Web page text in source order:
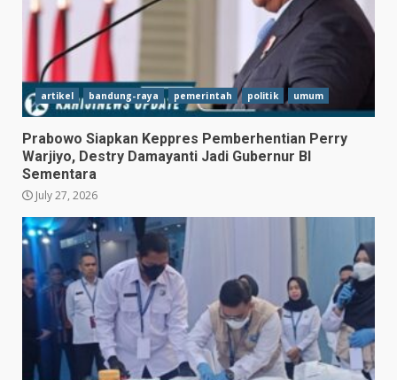
artikel bandung-raya pemerintah politik umum
Prabowo Siapkan Keppres Pemberhentian Perry
Warjiyo, Destry Damayanti Jadi Gubernur BI
Sementara
July 27, 2026